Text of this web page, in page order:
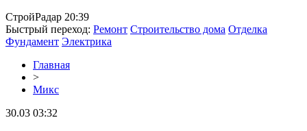
СтройРадар 20:39
Быстрый переход: Ремонт Строительство дома Отделка
Фундамент Электрика
Главная
>
Микс
30.03 03:32